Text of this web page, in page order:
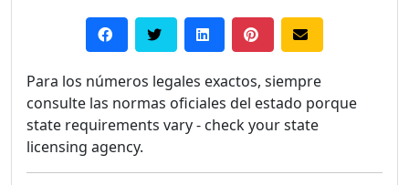
Para los números legales exactos, siempre
consulte las normas oficiales del estado porque
state requirements vary - check your state
licensing agency.